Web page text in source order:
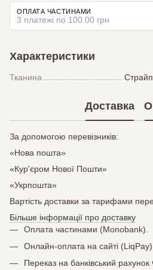
ОПЛАТА ЧАСТИНАМИ
3 платежі по 100.00 грн
Характеристики
Тканина
Доставка
За допомогою перевізників:
«Нова пошта»
«Кур'єром Нової Пошти»
«Укрпошта»
Вартість доставки за тарифами
Більше інформації про доставку
Оплата частинами (Monobank).
Онлайн-оплата на сайті (LiqPay)
Переказ на банківський